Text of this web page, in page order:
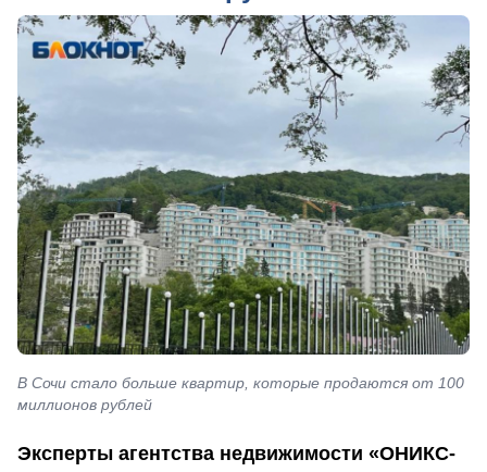
В Сочи стало больше квартир, которые продаются от 100
миллионов рублей
Эксперты агентства недвижимости «ОНИКС-